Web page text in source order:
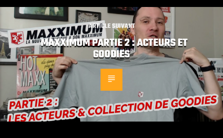
ARTICLE SUIVANT
MAXXIMUM PARTIE 2 : ACTEURS ET
GOODIES